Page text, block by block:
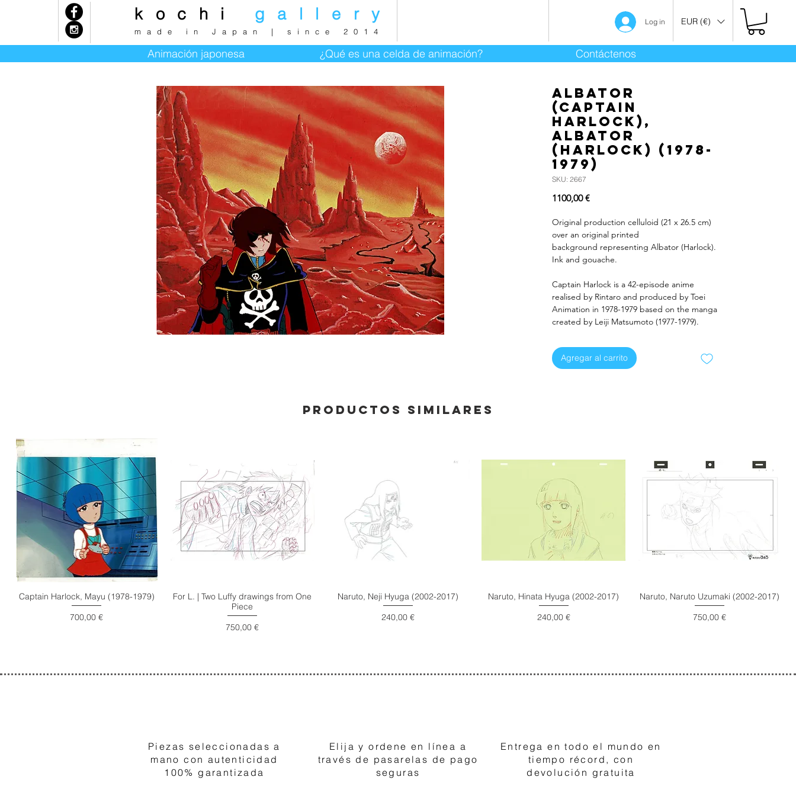
kochi gallery
made in Japan | since 2014
Log in EUR (€)
Animación japonesa ¿Qué es una celda de animación? Contáctenos
Albator
(Captain
Harlock),
Albator
(Harlock) (1978-
1979)
SKU: 2667
1100,00 €Precio
Original production celluloid (21 x 26.5 cm)
over an original printed
background representing Albator (Harlock).
Ink and gouache.
Captain Harlock is a 42-episode anime
realised by Rintaro and produced by Toei
Animation in 1978-1979 based on the manga
created by Leiji Matsumoto (1977-1979).
Agregar al carrito
Productos similares
Captain Harlock, Mayu (1978-1979)
Precio
700,00 €
For L. | Two Luffy drawings from One
Piece
Precio
750,00 €
Naruto, Neji Hyuga (2002-2017)
Precio
240,00 €
Naruto, Hinata Hyuga (2002-2017)
Precio
240,00 €
Naruto, Naruto Uzumaki (2002-2017)
Precio
750,00 €
Piezas seleccionadas a
mano con autenticidad
100% garantizada
Elija y ordene en línea a
través de pasarelas de pago
seguras
Entrega en todo el mundo en
tiempo récord, con
devolución gratuita